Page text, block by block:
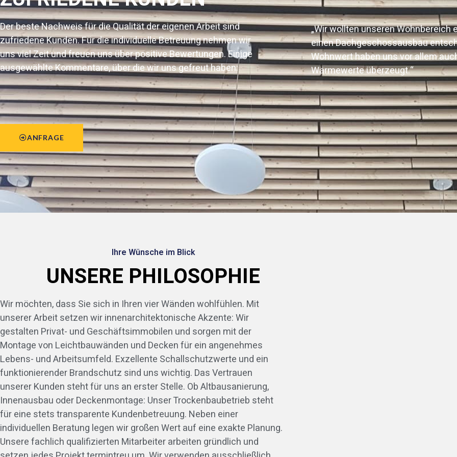
Der beste Nachweis für die Qualität der eigenen Arbeit sind
zufriedene Kunden. Für die individuelle Betreuung nehmen wir
uns viel Zeit und freuen uns über positive Bewertungen. Einige
ausgewählte Kommentare, über die wir uns gefreut haben:
ANFRAGE
geht.
Geschäftsführer
„Der Ideenreichtum von Sven Laudahn hat uns beeindruckt. Bei
der Neugestaltung unserer Büroräume stand die spätere Nutzung
der Räume immer im Vordergrund. Mit den hochwertigen
Trockenbauelementen haben unsere Büros eine ganz neue
Anmutung bekommen. Die Raumgestaltung fördert die Motivation
und die Kreativität der Mitarbeiter.“
„Wir wollten unseren
einen Dachgeschossausbau
Wohnwert haben uns vor allem
Wärmewerte überzeugt.“
Ihre Wünsche im Blick
UNSERE PHILOSOPHIE
Wir möchten, dass Sie sich in Ihren vier Wänden wohlfühlen. Mit
unserer Arbeit setzen wir innenarchitektonische Akzente: Wir
gestalten Privat- und Geschäftsimmobilen und sorgen mit der
Montage von Leichtbauwänden und Decken für ein angenehmes
Lebens- und Arbeitsumfeld. Exzellente Schallschutzwerte und ein
funktionierender Brandschutz sind uns wichtig. Das Vertrauen
unserer Kunden steht für uns an erster Stelle. Ob Altbausanierung,
Innenausbau oder Deckenmontage: Unser Trockenbaubetrieb steht
für eine stets transparente Kundenbetreuung. Neben einer
individuellen Beratung legen wir großen Wert auf eine exakte Planung.
Unsere fachlich qualifizierten Mitarbeiter arbeiten gründlich und